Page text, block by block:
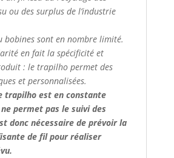
ou des surplus de l’industrie
bobines sont en nombre limité.
en fait la spécificité et
: le trapilho permet des
et personnalisées.
trapilho est en constante
permet pas le suivi des
donc nécessaire de prévoir la
de fil pour réaliser